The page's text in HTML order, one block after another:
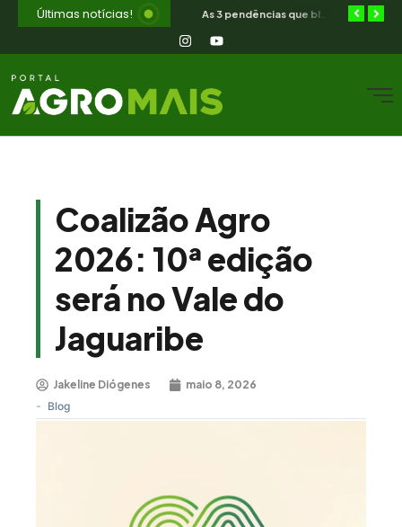
Últimas notícias!
Coalizão Agro
2026: 10ª edição
será no Vale do
Jaguaribe
Jakeline Diógenes maio 8, 2026
- Blog